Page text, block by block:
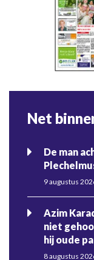
Net
De man
9 augustus
Azim
niet
hij oude
8 augustus